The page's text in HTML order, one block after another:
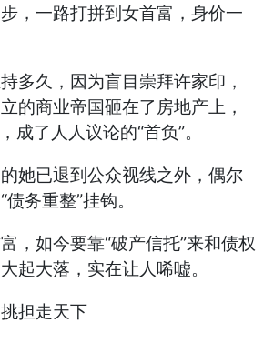
，一路打拼到女首富，身价一
多久，因为盲目崇拜许家印，
的商业帝国砸在了房地产上，
成了人人议论的“首负”。
她已退到公众视线之外，偶尔
务重整”挂钩。
，如今要靠“破产信托”来和债权
起大落，实在让人唏嘘。
担走天下